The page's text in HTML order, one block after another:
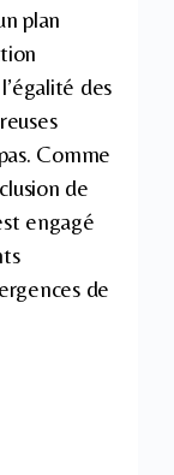
plan
des
Comme
de
engagé
de